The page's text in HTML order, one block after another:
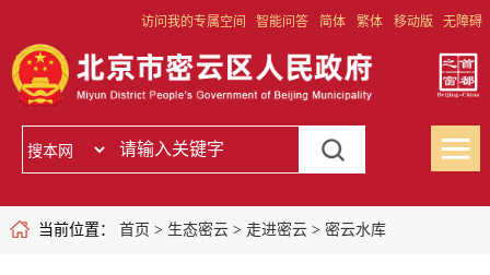
访问我的专属空间 智能问答 简体 繁体 移动版 无障碍
当前位置： 首页 > 生态密云> 走进密云> 密云水库